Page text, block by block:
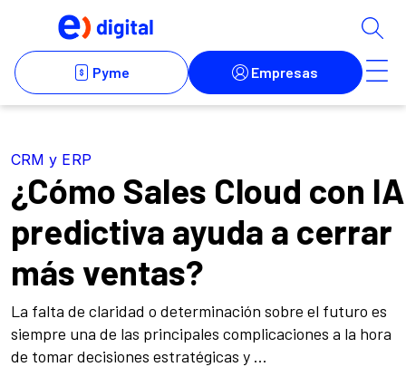
CRM y ERP
¿Cómo Sales Cloud con IA
predictiva ayuda a cerrar
más ventas?
La falta de claridad o determinación sobre el futuro es
siempre una de las principales complicaciones a la hora
de tomar decisiones estratégicas y ...